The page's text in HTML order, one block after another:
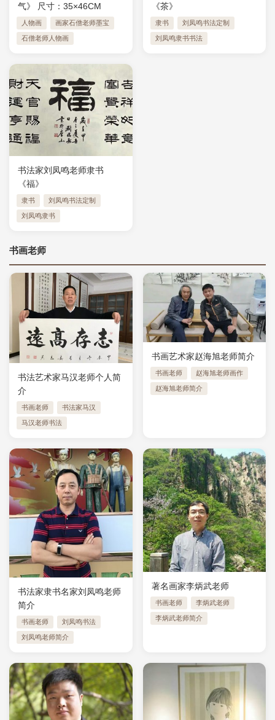
气》 ​尺寸：35×46CM
人物画 画家石僧老师墨宝
石僧老师人物画
《茶》
隶书 刘凤鸣书法定制
刘凤鸣隶书书法
书法家刘凤鸣老师隶书
《福》
隶书 刘凤鸣书法定制
刘凤鸣隶书
书画老师
书法艺术家马汉老师个人简
介
书画老师 书法家马汉
马汉老师书法
书画艺术家赵海旭老师简介
书画老师 赵海旭老师画作
赵海旭老师简介
书法家隶书名家刘凤鸣老师
简介
书画老师 刘凤鸣书法
刘凤鸣老师简介
著名画家李炳武老师
书画老师 李炳武老师
李炳武老师简介